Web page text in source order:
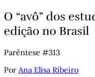
O “avô” dos
edição no Brasil
Parêntese #313
Por Ana Elisa Ribeiro